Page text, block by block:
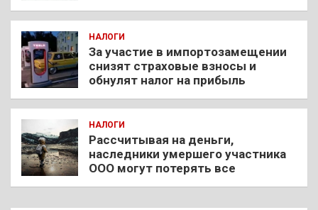
НАЛОГИ
За участие в импортозамещении
снизят страховые взносы и
обнулят налог на прибыль
НАЛОГИ
Рассчитывая на деньги,
наследники умершего участника
ООО могут потерять все